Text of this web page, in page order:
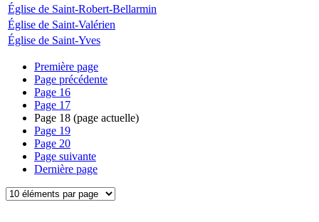
Église de Saint-Robert-Bellarmin
Église de Saint-Valérien
Église de Saint-Yves
Première page
Page précédente
Page 16
Page 17
Page 18 (page actuelle)
Page 19
Page 20
Page suivante
Dernière page